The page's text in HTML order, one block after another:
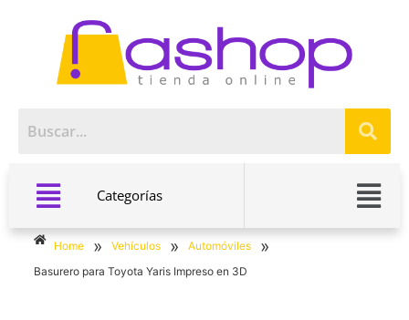
Categorías
Home » Vehículos » Automóviles »
Basurero para Toyota Yaris Impreso en 3D